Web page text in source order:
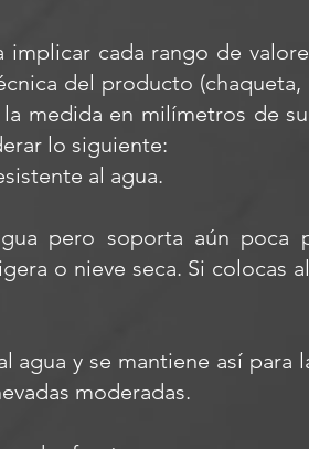
cada rango de
del producto (chaqueta,
medida en milímetros de
lo siguiente:
al agua.
pero soporta aún poca
o nieve seca. Si colocas
agua y se mantiene así para
moderadas.